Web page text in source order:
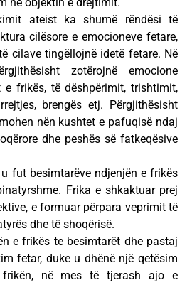
ateist ka shumë rëndësi të
cilësore e emocioneve fetare,
cilave tingëllojnë idetë fetare. Në
zotërojnë emocione
e frikës, të dëshpërimit, trishtimit,
brengës etj. Përgjithësisht
nën kushtet e pafuqisë ndaj
dhe peshës së fatkeqësive
fut besimtarëve ndjenjën e frikës
Frika e shkaktuar prej
e formuar përpara veprimit të
dhe të shoqërisë.
e frikës te besimtarët dhe pastaj
fetar, duke u dhënë një qetësim
frikën, në mes të tjerash ajo e